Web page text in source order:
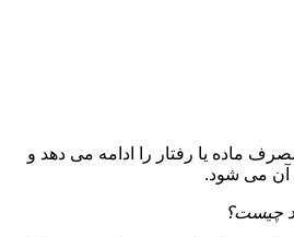
ماده یا رفتار را ادامه می دهد و
آن می شود.
چیست؟